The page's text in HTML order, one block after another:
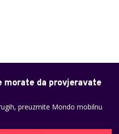
morate da provjeravate
preuzmite Mondo mobilnu